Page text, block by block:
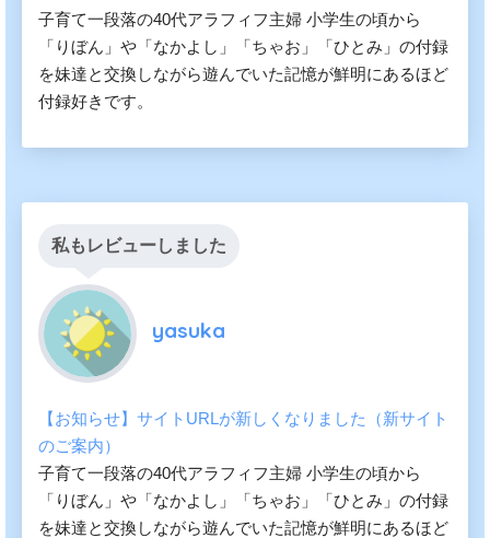
子育て一段落の40代アラフィフ主婦 小学生の頃から
「りぼん」や「なかよし」「ちゃお」「ひとみ」の付録
を妹達と交換しながら遊んでいた記憶が鮮明にあるほど
付録好きです。
私もレビューしました
yasuka
【お知らせ】サイトURLが新しくなりました（新サイト
のご案内）
子育て一段落の40代アラフィフ主婦 小学生の頃から
「りぼん」や「なかよし」「ちゃお」「ひとみ」の付録
を妹達と交換しながら遊んでいた記憶が鮮明にあるほど